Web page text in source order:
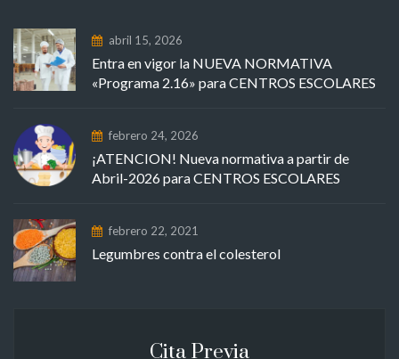
abril 15, 2026
Entra en vigor la NUEVA NORMATIVA
«Programa 2.16» para CENTROS ESCOLARES
febrero 24, 2026
¡ATENCION! Nueva normativa a partir de
Abril-2026 para CENTROS ESCOLARES
febrero 22, 2021
Legumbres contra el colesterol
Cita Previa